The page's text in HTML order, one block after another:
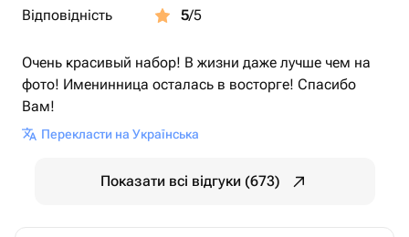
Відповідність
5/5
Очень красивый набор! В жизни даже лучше чем на
фото! Именинница осталась в восторге! Спасибо
Вам!
Перекласти на Українська
Показати всі відгуки (673)